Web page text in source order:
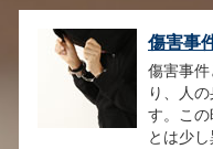
傷害事
傷害事
り、人
す。こ
とは少